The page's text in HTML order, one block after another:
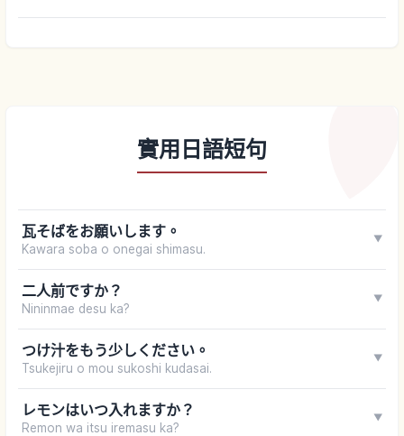
實用日語短句
瓦そばをお願いします。
Kawara soba o onegai shimasu.
▼
二人前ですか？
Nininmae desu ka?
▼
つけ汁をもう少しください。
Tsukejiru o mou sukoshi kudasai.
▼
レモンはいつ入れますか？
Remon wa itsu iremasu ka?
▼